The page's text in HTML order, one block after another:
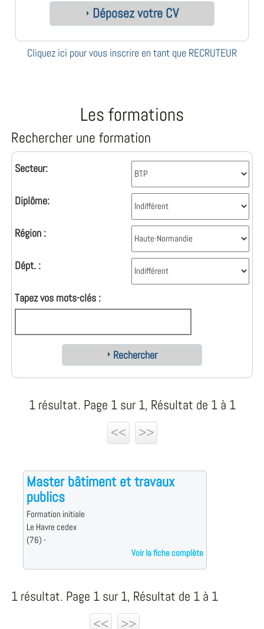
Déposez votre CV
Cliquez ici pour vous inscrire en tant que RECRUTEUR
Les formations
Rechercher une formation
Secteur:
Diplôme:
Région :
Dépt. :
Tapez vos mots-clés :
Rechercher
1 résultat. Page 1 sur 1, Résultat de 1 à 1
<<
>>
Master bâtiment et travaux
publics
Formation initiale
Le Havre cedex
(76) -
Voir la fiche complète
1 résultat. Page 1 sur 1, Résultat de 1 à 1
<<
>>